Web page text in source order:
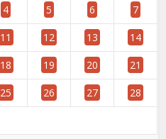
4 5 6 7
11 12 13 14
18 19 20 21
25 26 27 28